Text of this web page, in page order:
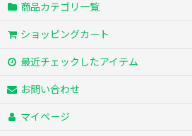
商品カテゴリ一覧
ショッピングカート
最近チェックしたアイテム
お問い合わせ
マイページ